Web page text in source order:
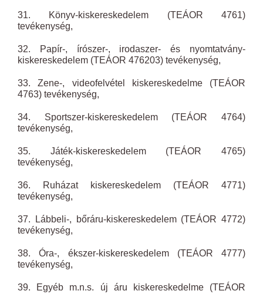
31. Könyv-kiskereskedelem (TEÁOR 4761)
tevékenység,
32. Papír-, írószer-, irodaszer- és nyomtatvány-
kiskereskedelem (TEÁOR 476203) tevékenység,
33. Zene-, videofelvétel kiskereskedelme (TEÁOR
4763) tevékenység,
34. Sportszer-kiskereskedelem (TEÁOR 4764)
tevékenység,
35. Játék-kiskereskedelem (TEÁOR 4765)
tevékenység,
36. Ruházat kiskereskedelem (TEÁOR 4771)
tevékenység,
37. Lábbeli-, bőráru-kiskereskedelem (TEÁOR 4772)
tevékenység,
38. Óra-, ékszer-kiskereskedelem (TEÁOR 4777)
tevékenység,
39. Egyéb m.n.s. új áru kiskereskedelme (TEÁOR